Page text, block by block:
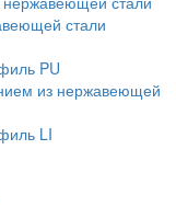
стали
PU
из нержавеющей
LI